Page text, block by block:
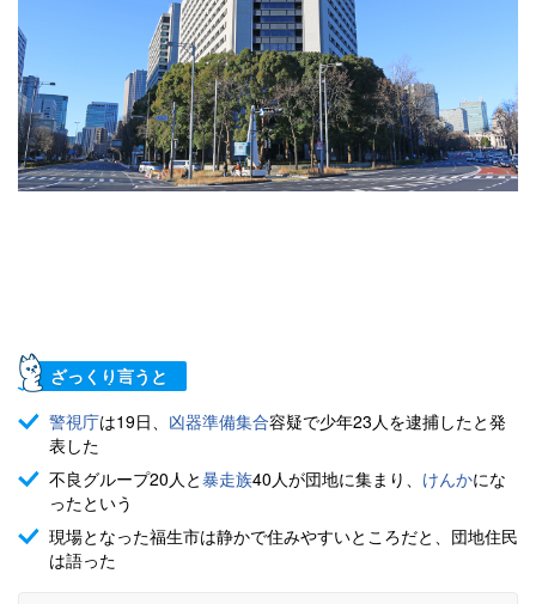
ざっくり言うと
警視庁は19日、 凶器準備集合容疑で少年23人を逮捕したと発
表した
不良グループ20人と暴走族40人が団地に集まり、 けんかにな
ったという
現場となった福生市は静かで住みやすいところだと、団地住民
は語った